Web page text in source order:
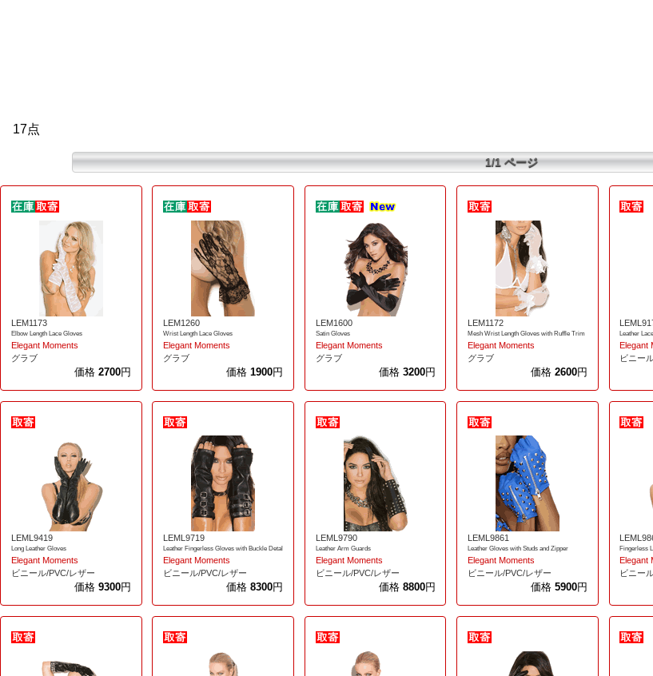
17点
1/1 ページ
LEM1173
Elbow Length Lace Gloves
Elegant Moments
グラブ
価格 2700円
LEM1260
Wrist Length Lace Gloves
Elegant Moments
グラブ
価格1900円
LEM1600
Satin Gloves
Elegant Moments
グラブ
価格 3200円
LEM1172
Mesh Wrist Length Gloves with Ruffle Trim
Elegant Moments
グラブ
価格 2600円
Leather
Elegant
ビニー
LEML9419
Long Leather Gloves
Elegant Moments
ビニール/PVC/レザー
価格 9300円
LEML9719
Leather Fingerless Gloves with Buckle Detal
Elegant Moments
ビニール/PVC/レザー
価格8300円
LEML9790
Leather Arm Guards
Elegant Moments
ビニール/PVC/レザー
価格 8800円
LEML9861
Leather Gloves with Studs and Zipper
Elegant Moments
ビニール/PVC/レザー
価格 5900円
Fingerless
Elegant
ビニー